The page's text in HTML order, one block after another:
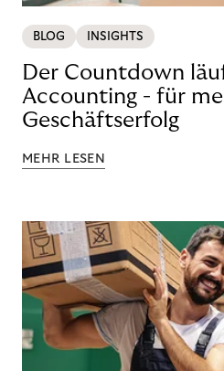
BLOG INSIGHTS
Der Countdown
Accounting - für
Geschäftserfolg
MEHR LESEN